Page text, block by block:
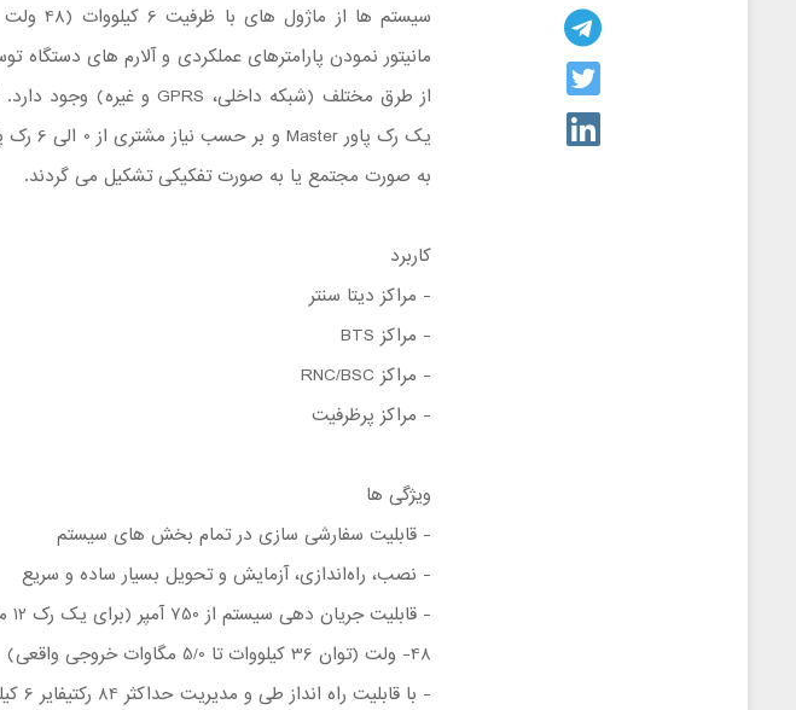
مانیتور نمودن پارامترهای عملکردی و آلارم های دستگاه
به صورت مجتمع یا به صورت تفکیکی تشکیل می گردند.
کاربرد
- مراکز دیتا سنتر
- مراکز BTS
- مراکز RNC/BSC
- مراکز پرظرفیت
ویژگی ها
- قابلیت سفارشی ‌سازی در تمام بخش ‌های سیستم
- نصب، راه‌اندازی، آزمایش و تحویل بسیار ساده و سریع
48- ولت (توان 36 کیلووات تا 5/0 مگاوات خروجی واقعی)
- با قابلیت راه ‌انداز طی و مدیریت حداکثر 84 رکتیفایر 6 کیلووات ماژولار